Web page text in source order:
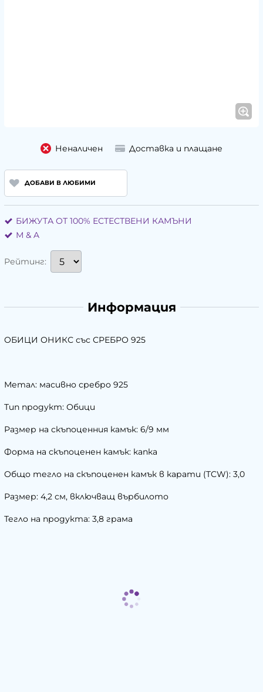
Неналичен Доставка и плащане
ДОБАВИ В ЛЮБИМИ
БИЖУТА ОТ 100% ЕСТЕСТВЕНИ КАМЪНИ
М & A
Рейтинг:
Информация
ОБИЦИ ОНИКС със СРЕБРО 925
Метал: масивно сребро 925
Тип продукт: Обици
Размер на скъпоценния камък: 6/9 мм
Форма на скъпоценен камък: капка
Общо тегло на скъпоценен камък в карати (TCW): 3,0
Размер: 4,2 см, включващ върбилото
Тегло на продукта: 3,8 грама